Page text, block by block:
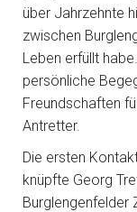
über Jahrzehnte
zwischen
Leben erfüllt
persönliche
Freundschaften
Antretter.
Die ersten
knüpfte Georg
Burglengenfelder